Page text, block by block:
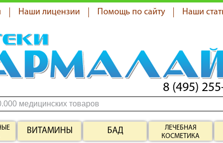
Наши лицензии Помощь по сайту Наши
8 (495)
ВИТАМИНЫ БАД
ЛЕЧЕБНАЯ
КОСМЕТИКА